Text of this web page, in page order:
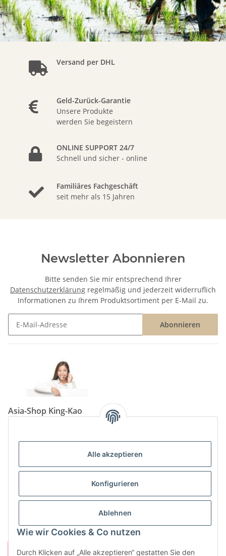
Alle akzeptieren
Konfigurieren
Ablehnen
Wie wir Cookies & Co nutzen
Durch Klicken auf „Alle akzeptieren“ gestatten Sie den
Versand per DHL
Geld-Zurück-Garantie
Unsere Produkte
werden Sie begeistern
ONLINE SUPPORT 24/7
Schnell und sicher - online
Familiäres Fachgeschäft
seit mehr als 15 Jahren
Newsletter Abonnieren
Bitte senden Sie mir entsprechend Ihrer
Datenschutzerklärung regelmäßig und jederzeit widerruflich
Informationen zu Ihrem Produktsortiment per E-Mail zu.
Abonnieren
Asia-Shop King-Kao
Tel: (06825) 499-104
info@king-kao.de
Öffnungszeiten (Mo-Sa.) 9:00 - 19:00
Gesetzliche Informationen